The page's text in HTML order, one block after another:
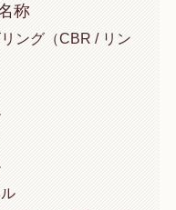
称
ング（CBR / リン